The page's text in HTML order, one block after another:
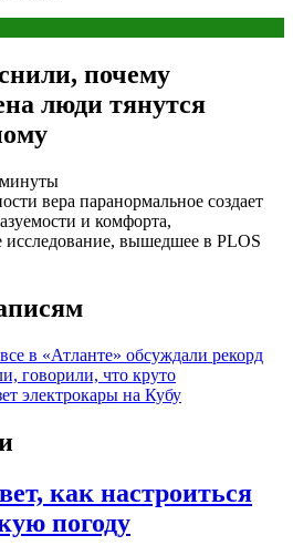
почему
люди тянутся
вера паранормальное создает
и комфорта,
исследование, вышедшее в PLOS
в «Атланте» обсуждали рекорд
говорили, что круто
электрокары на Кубу
как настроиться
погоду